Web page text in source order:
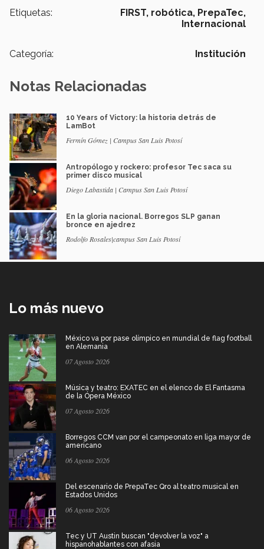
Etiquetas: FIRST, robótica, PrepaTec,
Internacional
Categoría: Institución
Notas Relacionadas
10 Years of Victory: la historia detrás de
LamBot
Fermín Gómez | Campus San Luis Potosí
Antropólogo y rockero: profesor Tec saca su
primer disco musical
Diego Labastida | Campus San Luis Potosí
En la gloria nacional. Borregos SLP ganan
bronce en ajedrez
Rodolfo Rosales|campus San Luis Potosí
Lo más nuevo
México va por pase olímpico en mundial de flag football
en Alemania
07 Agosto 2026
Música y teatro: EXATEC en el elenco de El Fantasma
de la Ópera México
07 Agosto 2026
Borregos CCM van por el campeonato en liga mayor de
americano
06 Agosto 2026
Del escenario de PrepaTec Qro al teatro musical en
Estados Unidos
06 Agosto 2026
Tec y UT Austin buscan "devolver la voz" a
hispanohablantes con afasia